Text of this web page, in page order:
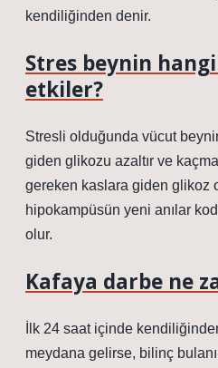
kendiliğinden denir.
Stres beynin
etkiler?
Stresli olduğunda vücut
giden glikozu azaltır ve
gereken kaslara giden glikoz
hipokampüsün yeni anılar
olur.
Kafaya darbe ne
İlk 24 saat içinde
meydana gelirse, bilinç